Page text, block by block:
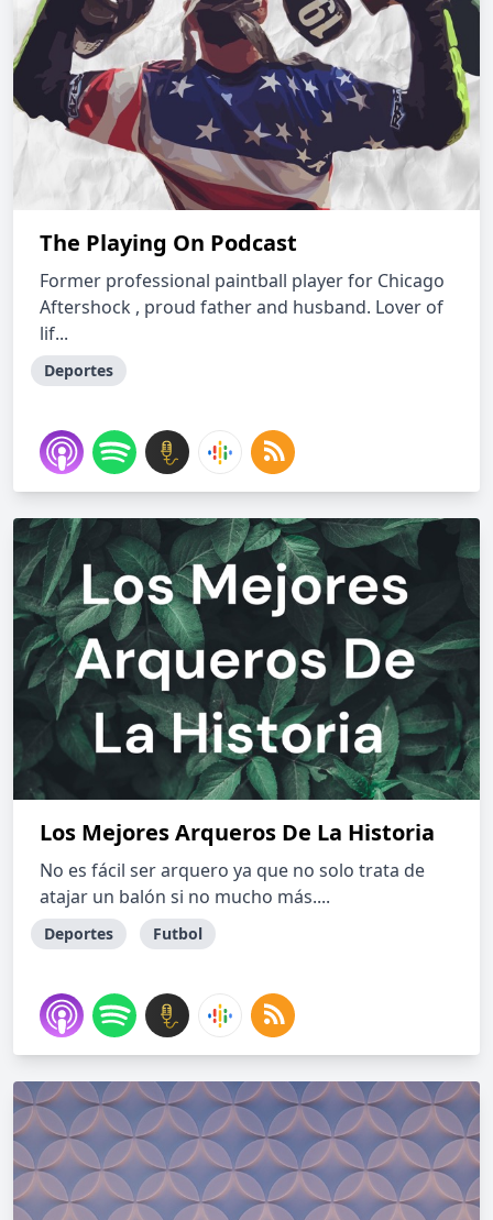
The Playing On Podcast
Former professional paintball player for Chicago
Aftershock , proud father and husband. Lover of
lif...
Deportes
Los Mejores Arqueros De La Historia
No es fácil ser arquero ya que no solo trata de
atajar un balón si no mucho más....
Deportes Futbol